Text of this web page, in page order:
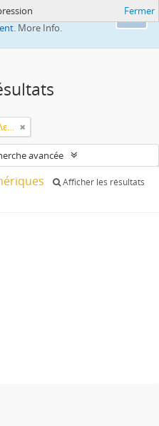
Ok
your ability to
More Info.
Fermer
Λειτουργία Δημοτικής Βιβλιοθήκης Λεμεσού
avancée
Afficher les résultats